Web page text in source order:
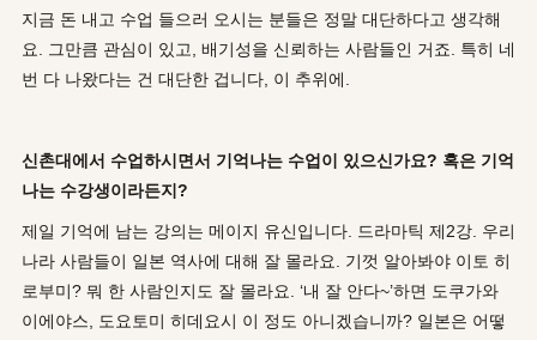
지금 돈 내고 수업 들으러 오시는 분들은 정말 대단하다고 생각해
요. 그만큼 관심이 있고, 배기성을 신뢰하는 사람들인 거죠. 특히 네
번 다 나왔다는 건 대단한 겁니다, 이 추위에.
신촌대에서 수업하시면서 기억나는 수업이 있으신가요? 혹은 기억
나는 수강생이라든지?
제일 기억에 남는 강의는 메이지 유신입니다. 드라마틱 제2강. 우리
나라 사람들이 일본 역사에 대해 잘 몰라요. 기껏 알아봐야 이토 히
로부미? 뭐 한 사람인지도 잘 몰라요. ‘내 잘 안다~’하면 도쿠가와
이에야스, 도요토미 히데요시 이 정도 아니겠습니까? 일본은 어떻